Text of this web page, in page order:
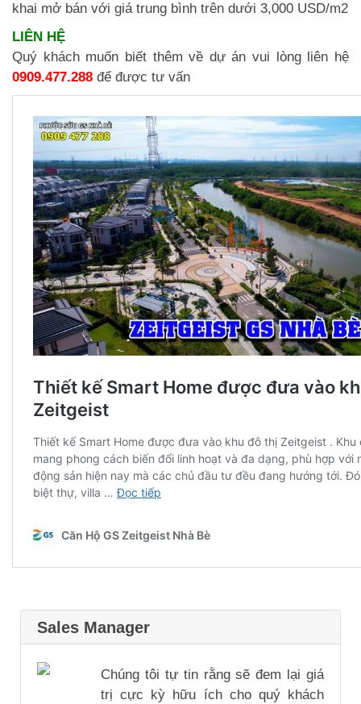
khai mở bán với giá trung bình trên dưới 3,000 USD/m2
LIÊN HỆ
Quý khách muốn biết thêm về dự án vui lòng liên hệ
0909.477.288 để được tư vấn
Sales Manager
Chúng tôi tự tin rằng sẽ đem lại giá
trị cực kỳ hữu ích cho quý khách